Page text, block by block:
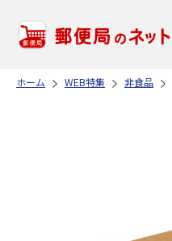
ホーム WEB特集 非食品